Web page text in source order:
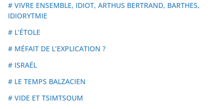
# VIVRE ENSEMBLE, IDIOT, ARTHUS BERTRAND, BARTHES,
IDIORYTMIE
# L’ÉTOLE
# MÉFAIT DE L’EXPLICATION ?
# ISRAËL
# LE TEMPS BALZACIEN
# VIDE ET TSIMTSOUM